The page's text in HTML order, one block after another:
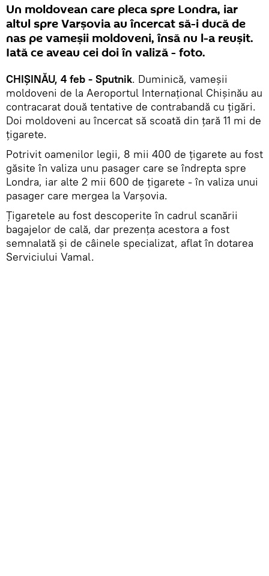
Un moldovean care pleca spre Londra, iar
altul spre Varșovia au încercat să-i ducă de
nas pe vameșii moldoveni, însă nu l-a reușit.
Iată ce aveau cei doi în valiză - foto.
CHIȘINĂU, 4 feb - Sputnik. Duminică, vameșii
moldoveni de la Aeroportul Internațional Chișinău au
contracarat două tentative de contrabandă cu țigări.
Doi moldoveni au încercat să scoată din țară 11 mi de
țigarete.
Potrivit oamenilor legii, 8 mii 400 de țigarete au fost
găsite în valiza unu pasager care se îndrepta spre
Londra, iar alte 2 mii 600 de țigarete - în valiza unui
pasager care mergea la Varșovia.
Țigaretele au fost descoperite în cadrul scanării
bagajelor de cală, dar prezența acestora a fost
semnalată și de câinele specializat, aflat în dotarea
Serviciului Vamal.